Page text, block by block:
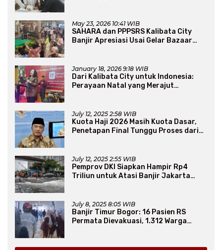
May 23, 2026 10:41 WIB
SAHARA dan PPPSRS Kalibata City
Banjir Apresiasi Usai Gelar Bazaar
January 18, 2026 9:18 WIB
Dari Kalibata City untuk Indonesia:
Perayaan Natal yang Merajut
July 12, 2025 2:58 WIB
Kuota Haji 2026 Masih Kuota Dasar,
Penetapan Final Tunggu Proses dari
July 12, 2025 2:55 WIB
Pemprov DKI Siapkan Hampir Rp4
Triliun untuk Atasi Banjir Jakarta
July 8, 2025 8:05 WIB
Banjir Timur Bogor: 16 Pasien RS
Permata Dievakuasi, 1.312 Warga